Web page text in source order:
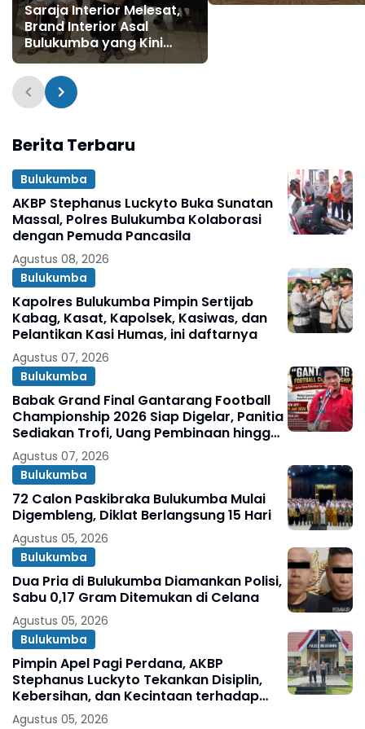
Saraja Interior Melesat,
Brand Interior Asal
Bulukumba yang Kini
Dipercaya Tangani
Berbagai Proyek Besar
Berita Terbaru
Bulukumba
AKBP Stephanus Luckyto Buka Sunatan
Massal, Polres Bulukumba Kolaborasi
dengan Pemuda Pancasila
Agustus 08, 2026
Bulukumba
Kapolres Bulukumba Pimpin Sertijab
Kabag, Kasat, Kapolsek, Kasiwas, dan
Pelantikan Kasi Humas, ini daftarnya
Agustus 07, 2026
Bulukumba
Babak Grand Final Gantarang Football
Championship 2026 Siap Digelar, Panitia
Sediakan Trofi, Uang Pembinaan hingga
Penghargaan Individu
Agustus 07, 2026
Bulukumba
72 Calon Paskibraka Bulukumba Mulai
Digembleng, Diklat Berlangsung 15 Hari
Agustus 05, 2026
Bulukumba
Dua Pria di Bulukumba Diamankan Polisi,
Sabu 0,17 Gram Ditemukan di Celana
Agustus 05, 2026
Bulukumba
Pimpin Apel Pagi Perdana, AKBP
Stephanus Luckyto Tekankan Disiplin,
Kebersihan, dan Kecintaan terhadap
Organisasi
Agustus 05, 2026